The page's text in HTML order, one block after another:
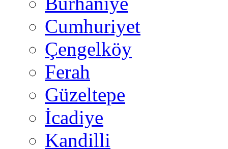
Cumhuriyet
Çengelköy
Ferah
Güzeltepe
İcadiye
Kandilli